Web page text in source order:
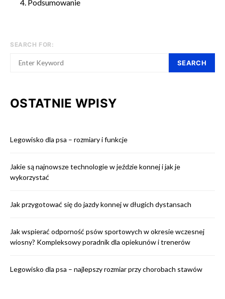
Podsumowanie
SEARCH FOR:
SEARCH
OSTATNIE WPISY
Legowisko dla psa – rozmiary i funkcje
Jakie są najnowsze technologie w jeździe konnej i jak je
wykorzystać
Jak przygotować się do jazdy konnej w długich dystansach
Jak wspierać odporność psów sportowych w okresie wczesnej
wiosny? Kompleksowy poradnik dla opiekunów i trenerów
Legowisko dla psa – najlepszy rozmiar przy chorobach stawów